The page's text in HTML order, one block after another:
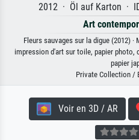
2012 · Öl auf Karton ·
Art
Fleurs sauvages sur la digue (2012)
impression d'art sur toile, papier photo,
papier
Private Collection /
Voir en 3D / AR